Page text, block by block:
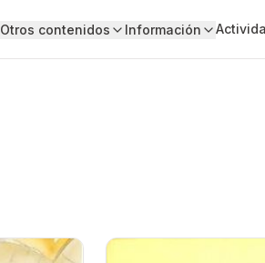
Otros contenidos Información